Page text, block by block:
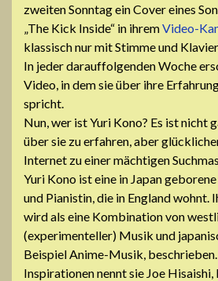
zweiten Sonntag ein Cover eines
„The Kick Inside“ in ihremVideo-
klassisch nur mit Stimme und
In jeder darauffolgenden Woche
Video, in dem sie über ihre
spricht.
Nun, wer ist Yuri Kono? Es ist nicht
über sie zu erfahren, aber
Internet zu einer mächtigen
Yuri Kono ist eine in Japan
und Pianistin, die in England wohnt.
wird als eine Kombination von
(experimenteller) Musik und
Beispiel Anime-Musik,
Inspirationen nennt sie Joe